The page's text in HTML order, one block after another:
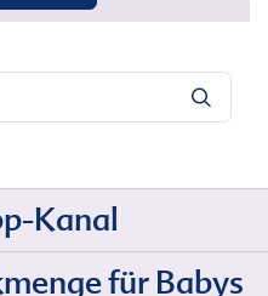
Kanal
für Babys